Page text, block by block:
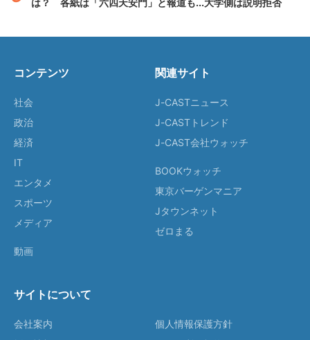
は？ 各紙は「六四天安門」と報道も...大学側は説明拒否
コンテンツ
社会
政治
経済
IT
エンタメ
スポーツ
メディア
動画
関連サイト
J-CASTニュース
J-CASTトレンド
J-CAST会社ウォッチ
BOOKウォッチ
東京バーゲンマニア
Jタウンネット
ゼロまる
サイトについて
会社案内
個人情報保護方針